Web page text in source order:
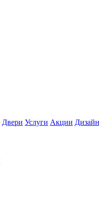
Двери Услуги Акции